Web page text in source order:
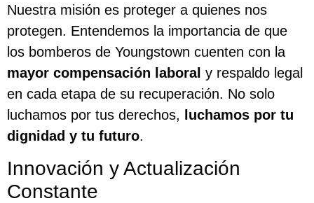
Nuestra misión es proteger a quienes nos
protegen. Entendemos la importancia de que
los bomberos de Youngstown cuenten con la
mayor compensación laboral y respaldo legal
en cada etapa de su recuperación. No solo
luchamos por tus derechos,
luchamos por tu
dignidad y tu futuro.
Innovación y Actualización
Constante